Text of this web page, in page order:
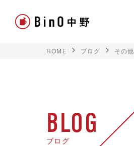
平屋
HOME ブログ その他
BLOG
ブログ